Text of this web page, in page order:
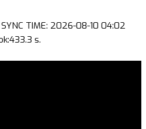
SYNC TIME: 2026-08-10 04:02
s.